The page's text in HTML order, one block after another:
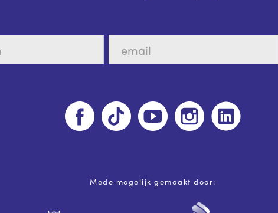
Mede mogelijk gemaakt door: